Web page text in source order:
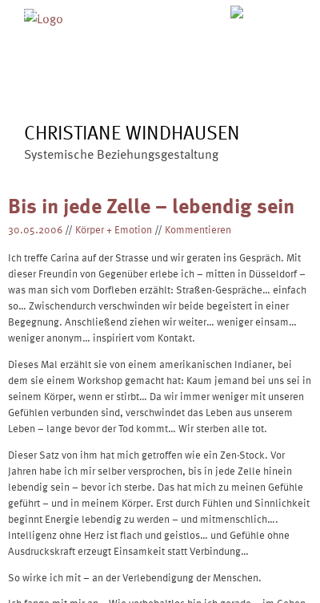
CHRISTIANE WINDHAUSEN
Systemische Beziehungsgestaltung
ÜBER MICH
Bis in jede Zelle – lebendig sein
30.05.2006 // Körper + Emotion // Kommentieren
Ich treffe Carina auf der Strasse und wir geraten ins Gespräch. Mit
dieser Freundin von Gegenüber erlebe ich – mitten in Düsseldorf –
was man sich vom Dorfleben erzählt: Straßen-Gespräche… einfach
so… Zwischendurch verschwinden wir beide begeistert in einer
Begegnung. Anschließend ziehen wir weiter… weniger einsam…
weniger anonym… inspiriert vom Kontakt.
Dieses Mal erzählt sie von einem amerikanischen Indianer, bei
dem sie einem Workshop gemacht hat: Kaum jemand bei uns sei in
seinem Körper, wenn er stirbt… Da wir immer weniger mit unseren
Gefühlen verbunden sind, verschwindet das Leben aus unserem
Leben – lange bevor der Tod kommt… Wir sterben alle tot.
Dieser Satz von ihm hat mich getroffen wie ein Zen-Stock. Vor
Jahren habe ich mir selber versprochen, bis in jede Zelle hinein
lebendig sein – bevor ich sterbe. Das hat mich zu meinen Gefühle
geführt – und in meinem Körper. Erst durch Fühlen und Sinnlichkeit
beginnt Energie lebendig zu werden – und mitmenschlich….
Intelligenz ohne Herz ist flach und geistlos… und Gefühle ohne
Ausdruckskraft erzeugt Einsamkeit statt Verbindung…
So wirke ich mit – an der Verlebendigung der Menschen.